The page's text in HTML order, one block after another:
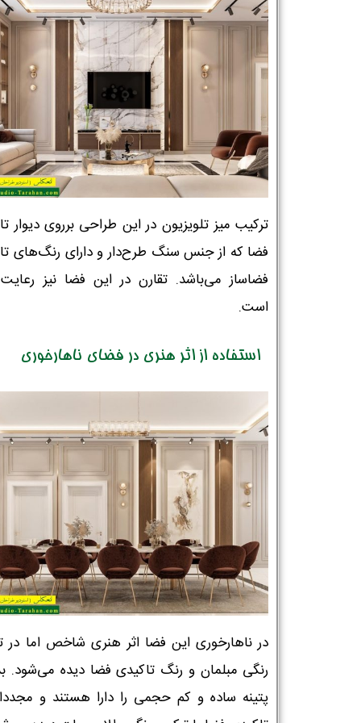
ترکیب میز تلویزیون در این طراحی برروی دیوار
فضا که از جنس سنگ طرح‌دار و دارای رنگ‌های
فضاساز می‌باشد. تقارن در این فضا نیز
است.
استفاده از اثر هنری در فضای ناهارخوری
در ناهارخوری این فضا اثر هنری شاخص اما در
رنگی مبلمان و رنگ تاکیدی فضا دیده می‌شود.
پتینه ساده و کم حجمی را دارا هستند و